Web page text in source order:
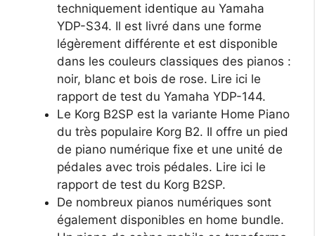
techniquement identique au Yamaha
YDP-S34. Il est livré dans une forme
légèrement différente et est disponible
dans les couleurs classiques des pianos :
noir, blanc et bois de rose. Lire ici le
rapport de test du Yamaha YDP-144.
Le Korg B2SP est la variante Home Piano
du très populaire Korg B2. Il offre un pied
de piano numérique fixe et une unité de
pédales avec trois pédales. Lire ici le
rapport de test du Korg B2SP.
De nombreux pianos numériques sont
également disponibles en home bundle.